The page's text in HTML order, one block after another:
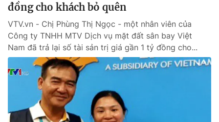
đồng cho khách bỏ quên
VTV.vn - Chị Phùng Thị Ngọc - một nhân viên của
Công ty TNHH MTV Dịch vụ mặt đất sân bay Việt
Nam đã trả lại số tài sản trị giá gần 1 tỷ đồng cho...